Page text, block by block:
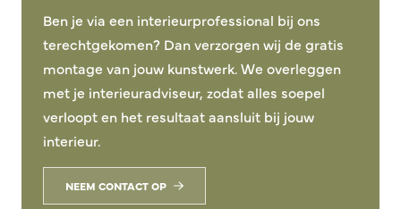
Ben je via een interieurprofessional bij ons
terechtgekomen? Dan verzorgen wij de gratis
montage van jouw kunstwerk. We overleggen
met je interieuradviseur, zodat alles soepel
verloopt en het resultaat aansluit bij jouw
interieur.
NEEM CONTACT OP